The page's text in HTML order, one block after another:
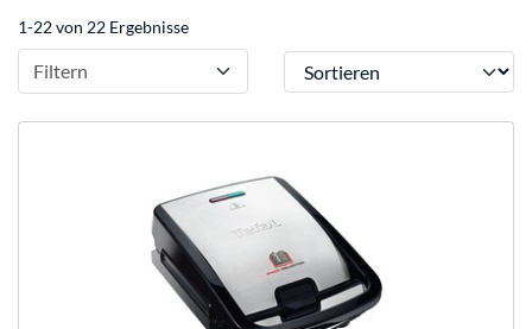
1-22 von 22 Ergebnisse
Filtern Sortieren